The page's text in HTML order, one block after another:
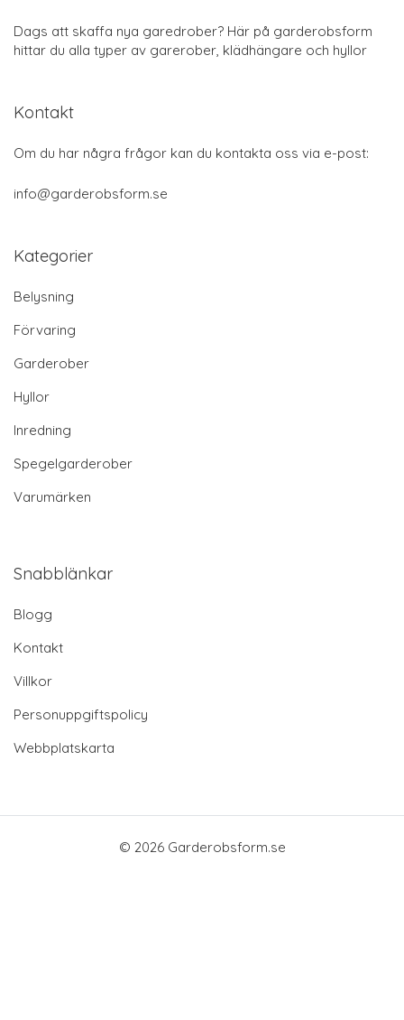
Dags att skaffa nya garedrober? Här på garderobsform
hittar du alla typer av garerober, klädhängare och hyllor
Kontakt
Om du har några frågor kan du kontakta oss via e-post:
info@garderobsform.se
Kategorier
Belysning
Förvaring
Garderober
Hyllor
Inredning
Spegelgarderober
Varumärken
Snabblänkar
Blogg
Kontakt
Villkor
Personuppgiftspolicy
Webbplatskarta
© 2026 Garderobsform.se